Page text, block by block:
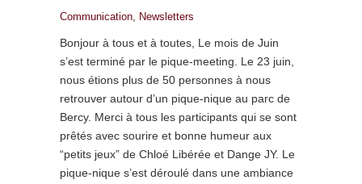
Communication, Newsletters
Bonjour à tous et à toutes, Le mois de Juin
s’est terminé par le pique-meeting. Le 23 juin,
nous étions plus de 50 personnes à nous
retrouver autour d’un pique-nique au parc de
Bercy. Merci à tous les participants qui se sont
prêtés avec sourire et bonne humeur aux
“petits jeux” de Chloé Libérée et Dange JY. Le
pique-nique s’est déroulé dans une ambiance